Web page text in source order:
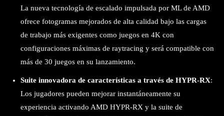
La nueva tecnología de escalado impulsada por ML de AMD
ofrece fotogramas mejorados de alta calidad bajo las cargas
de trabajo más exigentes como juegos en 4K con
configuraciones máximas de raytracing y será compatible con
más de 30 juegos en su lanzamiento.
Suite innovadora de características a través de HYPR-RX:
Los jugadores pueden mejorar instantáneamente su
experiencia activando AMD HYPR-RX y la suite de